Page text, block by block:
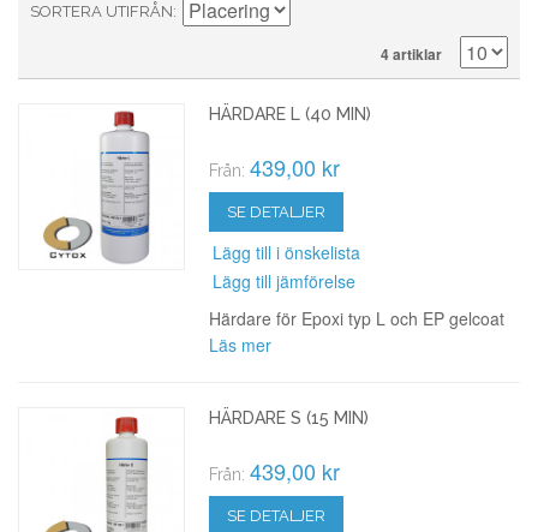
SORTERA UTIFRÅN
4 artiklar
HÄRDARE L (40 MIN)
Från: 439,00 kr
SE DETALJER
Lägg till i önskelista
Lägg till jämförelse
Härdare för Epoxi typ L och EP gelcoat
Läs mer
HÄRDARE S (15 MIN)
Från: 439,00 kr
SE DETALJER